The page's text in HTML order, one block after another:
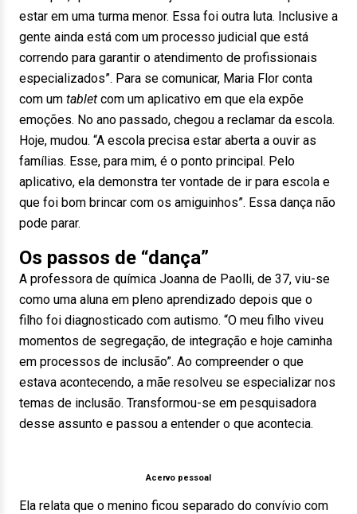
estar em uma turma menor. Essa foi outra luta. Inclusive a
gente ainda está com um processo judicial que está
correndo para garantir o atendimento de profissionais
especializados”. Para se comunicar, Maria Flor conta
com um tablet com um aplicativo em que ela expõe
emoções. No ano passado, chegou a reclamar da escola.
Hoje, mudou. “A escola precisa estar aberta a ouvir as
famílias. Esse, para mim, é o ponto principal. Pelo
aplicativo, ela demonstra ter vontade de ir para escola e
que foi bom brincar com os amiguinhos”. Essa dança não
pode parar.
Os passos de “dança”
A professora de química Joanna de Paolli, de 37, viu-se
como uma aluna em pleno aprendizado depois que o
filho foi diagnosticado com autismo. “O meu filho viveu
momentos de segregação, de integração e hoje caminha
em processos de inclusão”. Ao compreender o que
estava acontecendo, a mãe resolveu se especializar nos
temas de inclusão. Transformou-se em pesquisadora
desse assunto e passou a entender o que acontecia.
Acervo pessoal
Ela relata que o menino ficou separado do convívio com